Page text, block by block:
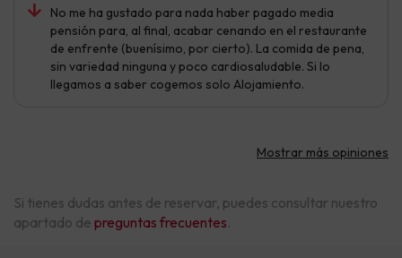
No me ha gustado para nada haber pagado media
pensión para, al final, acabar cenando en el restaurante
de enfrente (buenísimo, por cierto). La comida de pena,
sin variedad ninguna y poco cardiosaludable. Si lo
llegamos a saber cogemos solo Alojamiento.
Mostrar más opiniones
Si tienes dudas antes de reservar, puedes consultar nuestro
apartado de preguntas frecuentes.